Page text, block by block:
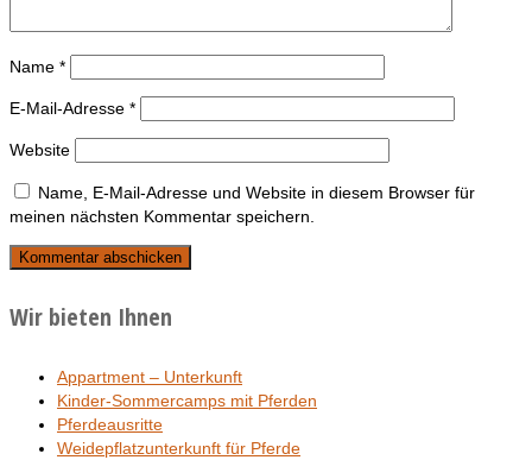
Name *
E-Mail-Adresse *
Website
Name, E-Mail-Adresse und Website in diesem Browser für
meinen nächsten Kommentar speichern.
Wir bieten Ihnen
Appartment – Unterkunft
Kinder-Sommercamps mit Pferden
Pferdeausritte
Weidepflatzunterkunft für Pferde